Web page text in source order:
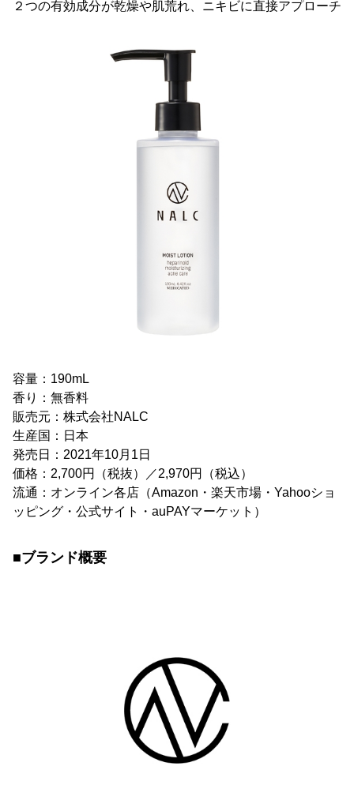
２つの有効成分が乾燥や肌荒れ、ニキビに直接アプローチ
容量：190mL
香り：無香料
販売元：株式会社NALC
生産国：日本
発売日：2021年10月1日
価格：2,700円（税抜）／2,970円（税込）
流通：オンライン各店（Amazon・楽天市場・Yahooショ
ッピング・公式サイト・auPAYマーケット）
■ブランド概要